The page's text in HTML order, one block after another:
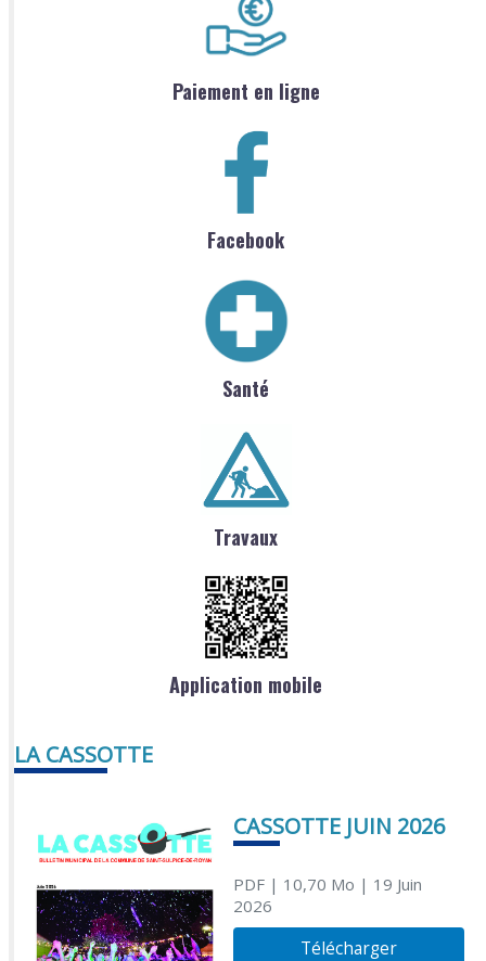
Paiement en ligne
Facebook
Santé
Travaux
Application mobile
LA CASSOTTE
CASSOTTE JUIN 2026
PDF| 10,70 Mo | 19 Juin
2026
Télécharger